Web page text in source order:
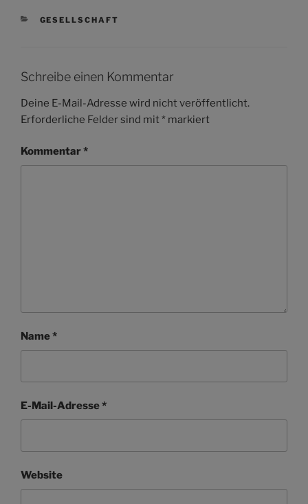
KATEGORIEN
GESELLSCHAFT
Schreibe einen Kommentar
Deine E-Mail-Adresse wird nicht veröffentlicht.
Erforderliche Felder sind mit* markiert
Kommentar*
Name*
E-Mail-Adresse*
Website